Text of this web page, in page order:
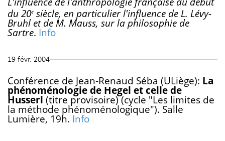
du 20e siècle, en particulier l'influence de L. Lévy-
Bruhl et de M. Mauss, sur la philosophie de
Sartre. Info
19 févr. 2004
Conférence de Jean-Renaud Séba (ULiège): La
phénoménologie de Hegel et celle de
Husserl (titre provisoire) (cycle "Les limites de
la méthode phénoménologique"). Salle
Lumière, 19h. Info